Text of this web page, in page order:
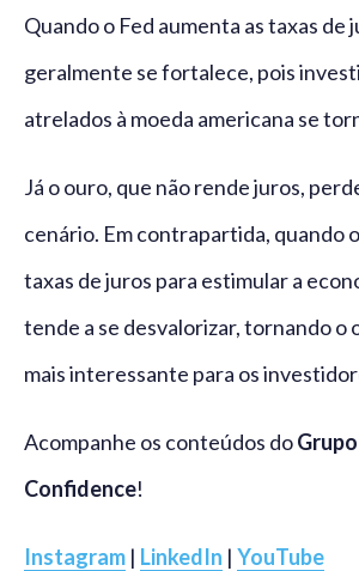
Quando o Fed aumenta as taxas de
geralmente se fortalece, pois
atrelados à moeda americana se
Já o ouro, que não rende juros,
cenário. Em contrapartida, quando
taxas de juros para estimular a
tende a se desvalorizar, tornando o
mais interessante para os
Acompanhe os conteúdos do
Confidence!
Instagram | LinkedIn | YouTube